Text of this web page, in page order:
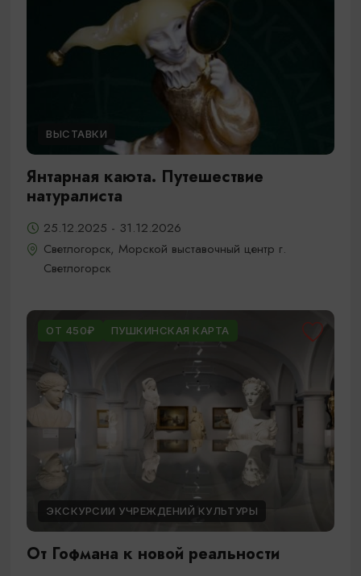
ВЫСТАВКИ
Янтарная каюта. Путешествие
натуралиста
25.12.2025 - 31.12.2026
Светлогорск, Морской выставочный центр г.
Светлогорск
ОТ 450₽ ПУШКИНСКАЯ КАРТА
ЭКСКУРСИИ УЧРЕЖДЕНИЙ КУЛЬТУРЫ
От Гофмана к новой реальности